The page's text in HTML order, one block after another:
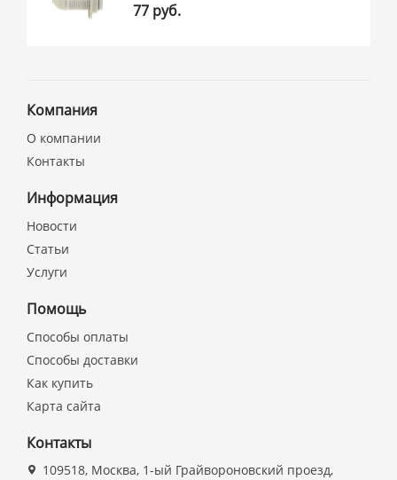
77 руб.
Компания
О компании
Контакты
Информация
Новости
Статьи
Услуги
Помощь
Способы оплаты
Способы доставки
Как купить
Карта сайта
Контакты
109518, Москва, 1-ый Грайвороновский проезд,